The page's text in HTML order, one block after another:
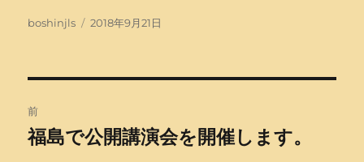
投
boshinjls
投
2018年9月21日
稿
前
前
福島で公開講演会を開催します。